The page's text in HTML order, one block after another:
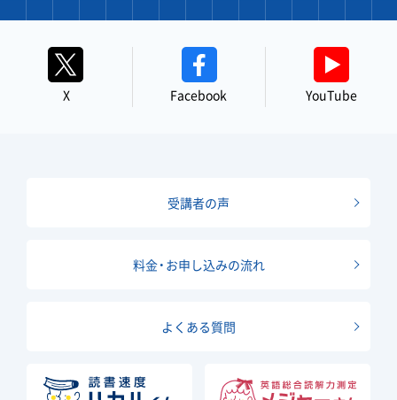
X Facebook YouTube
受講者の声
料金・お申し込みの流れ
よくある質問